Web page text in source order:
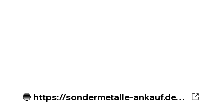
🔵 https://sondermetalle-ankauf.de/metallanalyse-materialbewertung